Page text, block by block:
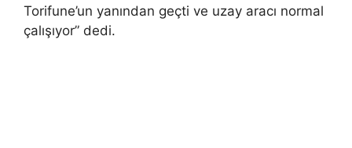
Torifune’un yanından geçti ve uzay aracı normal
çalışıyor” dedi.